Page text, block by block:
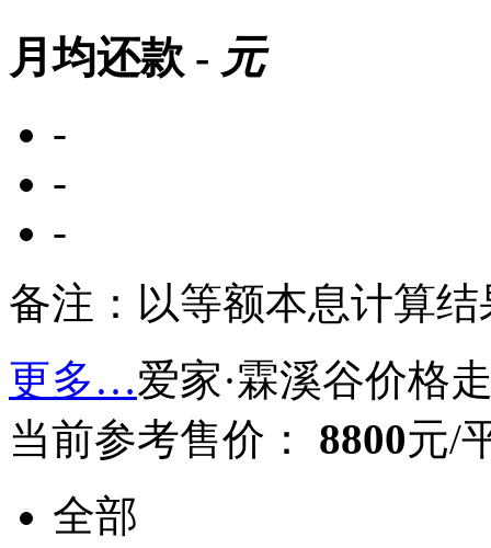
月均还款 - 元
-
-
-
备注：以等额本息计算
更多…爱家·霖溪谷价格
当前参考售价： 8800元/
全部